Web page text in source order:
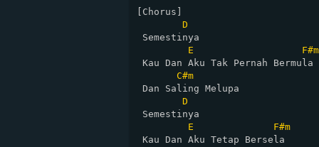
[Chorus]
D
Semestinya
E
F#m
Kau Dan Aku Tak Pernah Bermula
C#m
Dan Saling Melupa
D
Semestinya
E
F#m
Kau Dan Aku Tetap Bersela